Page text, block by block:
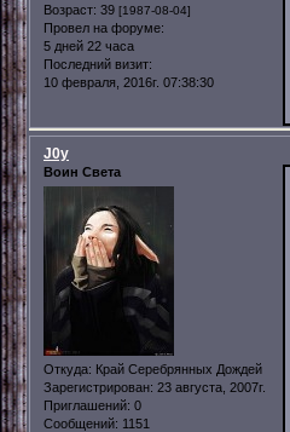
Возраст: 39 [1987-08-04]
Провел на форуме:
5 дней 22 часа
Последний визит:
10 февраля, 2016г. 07:38:30
J0y
Воин Света
Откуда: Край Серебрянных Дождей
Зарегистрирован: 23 августа, 2007г.
Приглашений: 0
Сообщений: 1151